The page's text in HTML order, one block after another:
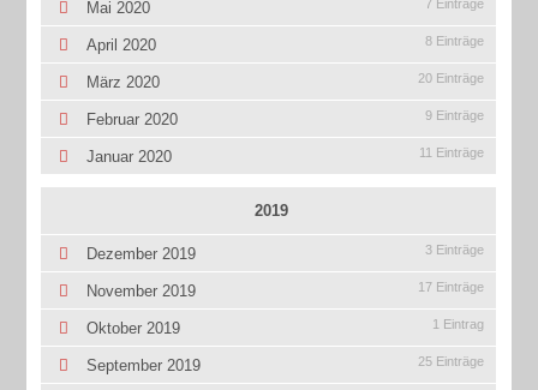
Mai 2020 7 Einträge
April 2020 8 Einträge
März 2020 20 Einträge
Februar 2020 9 Einträge
Januar 2020 11 Einträge
2019
Dezember 2019 3 Einträge
November 2019 17 Einträge
Oktober 2019 1 Eintrag
September 2019 25 Einträge